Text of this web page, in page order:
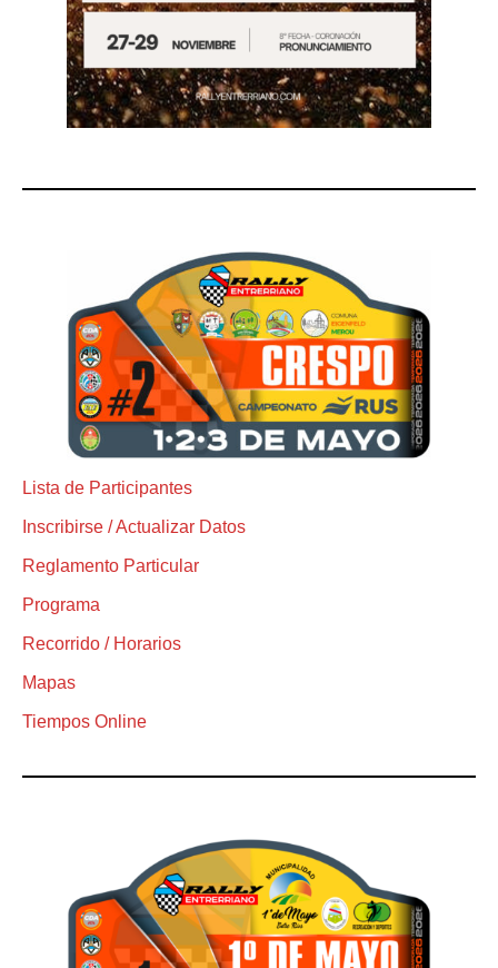
Lista de Participantes
Inscribirse / Actualizar Datos
Reglamento Particular
Programa
Recorrido / Horarios
Mapas
Tiempos Online